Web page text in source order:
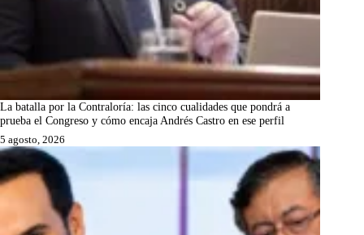
La batalla por la Contraloría: las cinco cualidades que pondrá a
prueba el Congreso y cómo encaja Andrés Castro en ese perfil
5 agosto, 2026